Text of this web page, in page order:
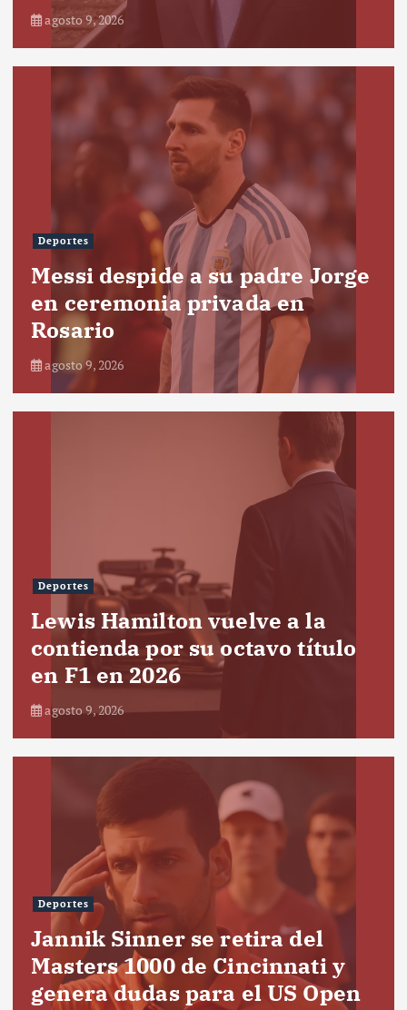
agosto 9, 2026
Deportes
Messi despide a su padre Jorge
en ceremonia privada en
Rosario
agosto 9, 2026
Deportes
Lewis Hamilton vuelve a la
contienda por su octavo título
en F1 en 2026
agosto 9, 2026
Deportes
Jannik Sinner se retira del
Masters 1000 de Cincinnati y
genera dudas para el US Open